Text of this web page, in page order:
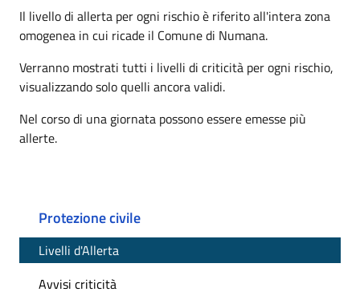
Il livello di allerta per ogni rischio è riferito all'intera zona
omogenea in cui ricade il Comune di Numana.
Verranno mostrati tutti i livelli di criticità per ogni rischio,
visualizzando solo quelli ancora validi.
Nel corso di una giornata possono essere emesse più
allerte.
Protezione civile
Livelli d'Allerta
Avvisi criticità